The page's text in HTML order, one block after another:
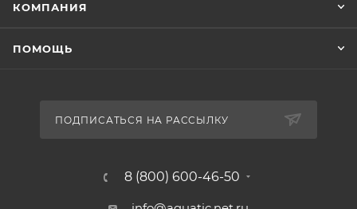
КОМПАНИЯ
ПОМОЩЬ
ПОДПИСАТЬСЯ НА РАССЫЛКУ
8 (800) 600-46-50